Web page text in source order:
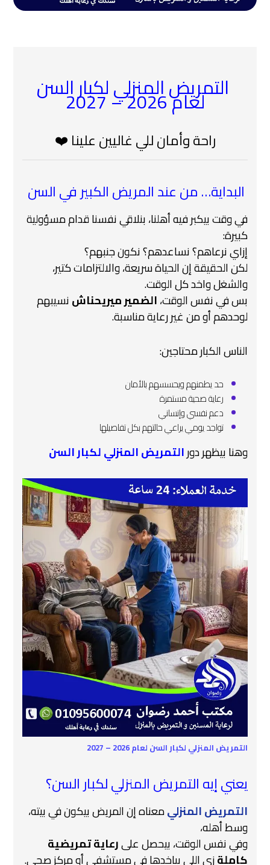
‍ التمريض المنزلي لكبار السن
لعام 2026 – 2027
راحة وأمان للي غاليين علينا ❤️
️ البداية… من عند المريض الكبير في السن
في وقت بيكبر فيه أهلنا، بنلاقي نفسنا قدام مسؤولية
كبيرة:
إزاي نرعاهم؟ نساعدهم؟ نكون جنبهم؟
لكن الحقيقة إن الحياة سريعة، والالتزامات كتير،
والشغل واخد كل الوقت.
بس في نفس الوقت،الضمير ميريحناشنسيبهم
لوحدهم أو من غير رعاية مناسبة.
الناس الكبار محتاجين:
حد يطمنهم ويحسسهم بالأمان
رعاية صحية مستمرة
دعم نفسي وإنساني
تواجد يومي يراعي حالتهم بكل تفاصيلها
وهنا بيظهر دورالتمريض المنزلي لكبار السن
التمريض المنزلي لكبار السن لعام 2026 – 2027
يعني إيه التمريض المنزلي لكبار السن؟
التمريض المنزليمعناه إن المريض بيكون في بيته،
وسط أهله،
وفي نفس الوقت، بيحصل علىرعاية تمريضية
كاملةزي اللي بياخدها في مستشفى أو مركز صحي.